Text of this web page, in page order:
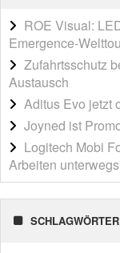
ROE Visual:
Emergence-
Zufahrtsschutz
Austausch
Aditus Evo jetzt
Joyned ist
Logitech Mobi
Arbeiten unterwegs
SCHLAGWÖRTER